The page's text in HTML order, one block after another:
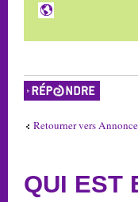
Répondre
Retourner vers
QUI EST